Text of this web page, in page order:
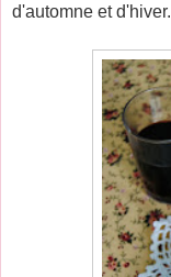
d'automne et d'hiver.